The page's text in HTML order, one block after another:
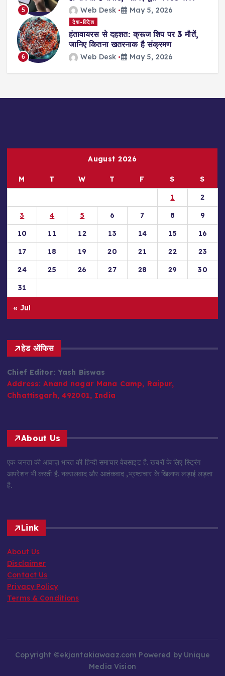
5 Web Desk May 5, 2026
6
देश-विदेश
हंतावायरस से दहशत: क्रूज शिप पर 3 मौतें,
जानिए कितना खतरनाक है संक्रमण
Web Desk May 5, 2026
August 2026
M T W T F S
S
1
2
3
4 5 6 7 8
9
10
11 12 13 14 15
16
17
18 19 20 21 22
23
24
25 26 27 28 29
30
31
« Jul
हेड ऑफिस
Chief Editor: Yash Biswas
Address: Anand nagar Mana Camp, Raipur,
Chhattisgarh, 492001, India
About Us
एक जनता की आवाज़ भारत की हिन्दी समाचार वेबसाइट है. खबरों के लिए स्ट्रिंग
आपरेशन भी करती है. नक्सलवाद और आतंकवाद ,भ्रष्टाचार के खिलाफ लड़ाई लड़ता
है.
Link
About Us
Disclaimer
Contact Us
Privacy Policy
Terms & Conditions
Copyright ©ekjantakiawaaz.com Powered by Unique
Media Vision